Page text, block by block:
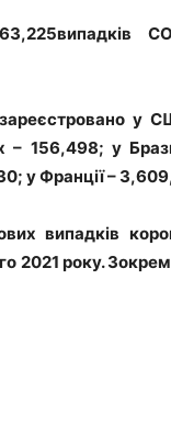
зареєстровано у
– 156,498; у
у Франції –
випадків
2021 року.